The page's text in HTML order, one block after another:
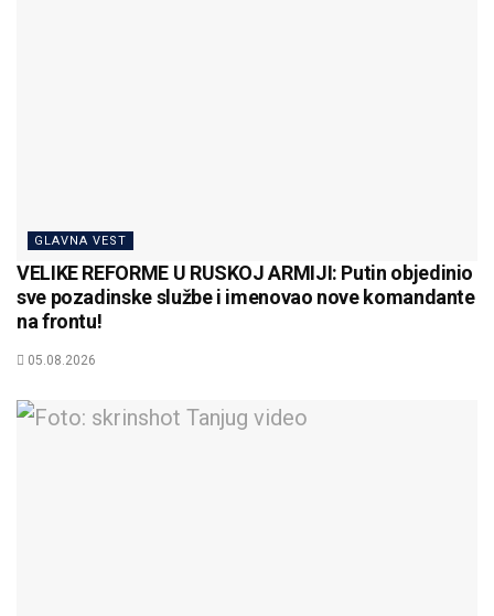
GLAVNA VEST
VELIKE REFORME U RUSKOJ ARMIJI: Putin objedinio
sve pozadinske službe i imenovao nove komandante
na frontu!
05.08.2026